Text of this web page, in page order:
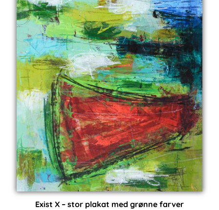
Exist X – stor plakat med grønne farver